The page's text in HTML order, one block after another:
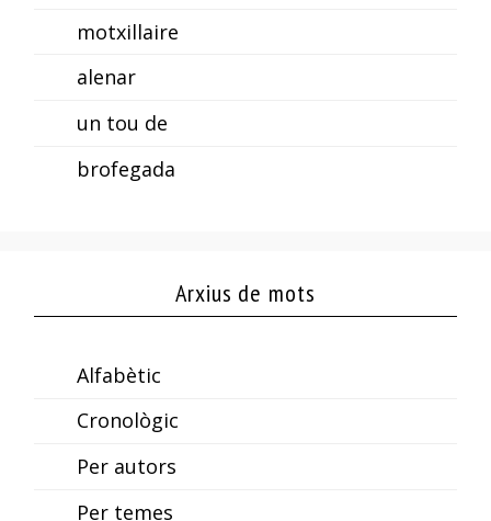
motxillaire
alenar
un tou de
brofegada
Arxius de mots
Alfabètic
Cronològic
Per autors
Per temes